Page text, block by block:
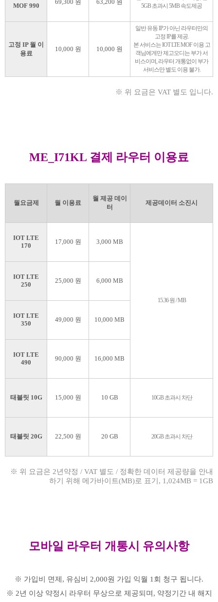
MOF 990
69,300 원 63,200 원
5GB 초과시 5MB 속도제공
고정 IP 월 이
용료
10,000 원 10,000 원
일반 유동 IP가 아닌 라우터만의
고정 IP를 제공.
본 서비스는 IOT LTE MOF 이용 고
객님에게만 제고오디는 부가 서
비스이며, 라우터 개통없이 부가
서비스만 별도 이용 불가.
※ 위 요금은 VAT 별도 입니다.
ME_I71KL 결제 라우터 이용료
월요금제 월 이용료
월 제공 데이
터
제공데이터 소진시
IOT LTE
170
17,000 원 3,000 MB
15.36 원 / MB
IOT LTE
250
25,000 원 6,000 MB
IOT LTE
350
49,000 원 10,000 MB
IOT LTE
490
90,000 원 16,000 MB
태블릿 10G 15,000 원 10 GB 10GB 초과시 차단
태블릿 20G 22,500 원 20 GB 20GB 초과시 차단
※ 위 요금은 2년약정 / VAT 별도 / 정확한 데이터 제공량을 안내
하기 위해 메가바이트(MB)로 표기, 1,024MB = 1GB
모바일 라우터 개통시 유의사항
※ 가입비 면제, 유심비 2,000원 가입 익월 1회 청구 됩니다.
※ 2년 이상 약정시 라우터 무상으로 제공되며, 약정기간 내 해지